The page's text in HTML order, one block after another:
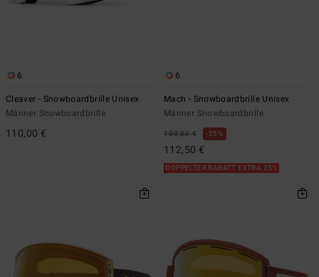
6
Cleaver - Snowboardbrille Unisex
Männer Snowboardbrille
110,00 €
6
Mach - Snowboardbrille Unisex
Männer Snowboardbrille
150,00 € 25%
112,50 €
DOPPELTER RABATT EXTRA 25%